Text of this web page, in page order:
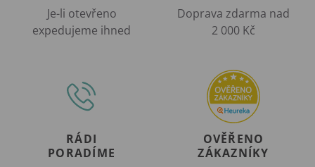
Je-li otevřeno
expedujeme ihned
Doprava zdarma nad
2 000 Kč
RÁDI
PORADÍME
OVĚŘENO
ZÁKAZNÍKY